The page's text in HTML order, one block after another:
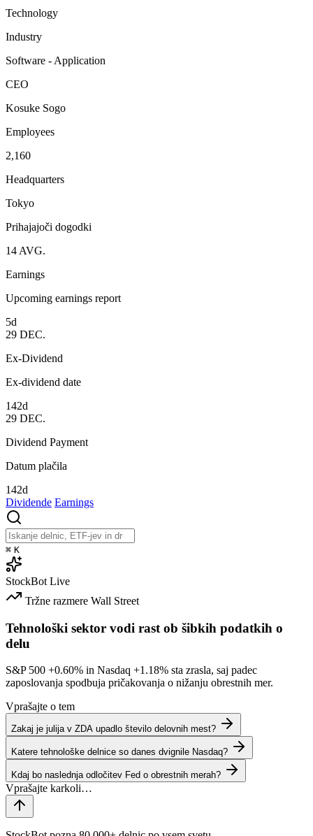
Technology
Industry
Software - Application
CEO
Kosuke Sogo
Employees
2,160
Headquarters
Tokyo
Prihajajoči dogodki
14 AVG.
Earnings
Upcoming earnings report
5d
29 DEC.
Ex-Dividend
Ex-dividend date
142d
29 DEC.
Dividend Payment
Datum plačila
142d
Dividende Earnings
⌘ K
StockBot Live
Tržne razmere Wall Street
Tehnološki sektor vodi rast ob šibkih podatkih o
delu
S&P 500 +0.60% in Nasdaq +1.18% sta zrasla, saj padec
zaposlovanja spodbuja pričakovanja o nižanju obrestnih mer.
Vprašajte o tem
Zakaj je julija v ZDA upadlo število delovnih mest?
Katere tehnološke delnice so danes dvignile Nasdaq?
Kdaj bo naslednja odločitev Fed o obrestnih merah?